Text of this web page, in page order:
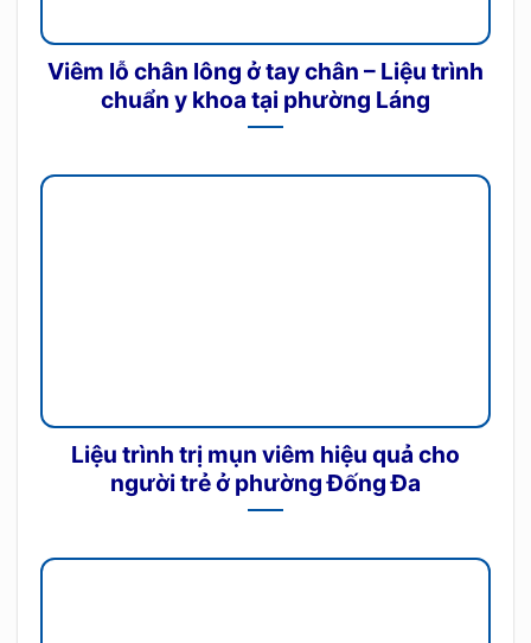
Viêm lỗ chân lông ở tay chân – Liệu trình
chuẩn y khoa tại phường Láng
Liệu trình trị mụn viêm hiệu quả cho
người trẻ ở phường Đống Đa